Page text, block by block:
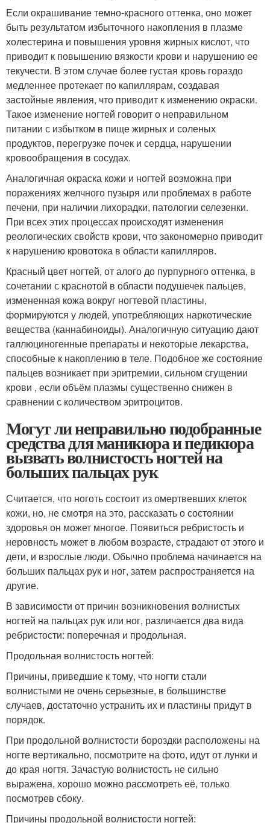
Если окрашивание темно-красного оттенка, оно может
быть результатом избыточного накопления в плазме
холестерина и повышения уровня жирных кислот, что
приводит к повышению вязкости крови и нарушению ее
текучести. В этом случае более густая кровь гораздо
медленнее протекает по капиллярам, создавая
застойные явления, что приводит к изменению окраски.
Такое изменение ногтей говорит о неправильном
питании с избытком в пище жирных и соленых
продуктов, перегрузке почек и сердца, нарушении
кровообращения в сосудах.
Аналогичная окраска кожи и ногтей возможна при
поражениях желчного пузыря или проблемах в работе
печени, при наличии лихорадки, патологии селезенки.
При всех этих процессах происходят изменения
реологических свойств крови, что закономерно приводит
к нарушению кровотока в области капилляров.
Красный цвет ногтей, от алого до пурпурного оттенка, в
сочетании с краснотой в области подушечек пальцев,
измененная кожа вокруг ногтевой пластины,
формируются у людей, употребляющих наркотические
вещества (каннабиноиды). Аналогичную ситуацию дают
галлюциногенные препараты и некоторые лекарства,
способные к накоплению в теле. Подобное же состояние
пальцев возникает при эритремии, сильном сгущении
крови , если объём плазмы существенно снижен в
сравнении с количеством эритроцитов.
Могут ли неправильно подобранные
средства для маникюра и педикюра
вызвать волнистость ногтей на
больших пальцах рук
Считается, что ноготь состоит из омертвевших клеток
кожи, но, не смотря на это, рассказать о состоянии
здоровья он может многое. Появиться ребристость и
неровность может в любом возрасте, страдают от этого и
дети, и взрослые люди. Обычно проблема начинается на
больших пальцах рук и ног, затем распространяется на
другие.
В зависимости от причин возникновения волнистых
ногтей на пальцах рук или ног, различается два вида
ребристости: поперечная и продольная.
Продольная волнистость ногтей:
Причины, приведшие к тому, что ногти стали
волнистыми не очень серьезные, в большинстве
случаев, достаточно устранить их и пластины придут в
порядок.
При продольной волнистости бороздки расположены на
ногте вертикально, посмотрите на фото, идут от лунки и
до края ногтя. Зачастую волнистость не сильно
выражена, хорошо можно рассмотреть её, только
посмотрев сбоку.
Причины продольной волнистости ногтей: